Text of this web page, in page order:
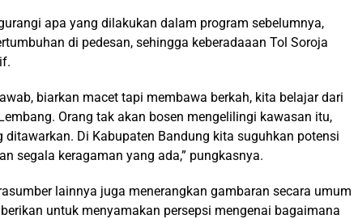
apa yang dilakukan dalam program sebelumnya,
di pedesan, sehingga keberadaaan Tol Soroja
biarkan macet tapi membawa berkah, kita belajar dari
Orang tak akan bosen mengelilingi kawasan itu,
ditawarkan. Di Kabupaten Bandung kita suguhkan potensi
segala keragaman yang ada,” pungkasnya.
lainnya juga menerangkan gambaran secara umum
untuk menyamakan persepsi mengenai bagaimana